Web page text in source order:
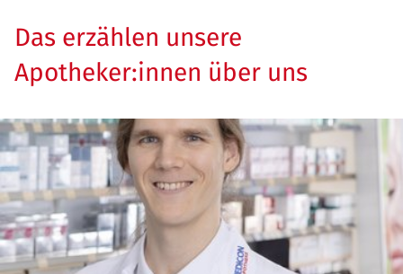
Das erzählen unsere
Apotheker:innen über uns